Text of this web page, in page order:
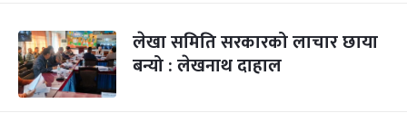
लेखा समिति सरकारको लाचार छाया
बन्यो : लेखनाथ दाहाल